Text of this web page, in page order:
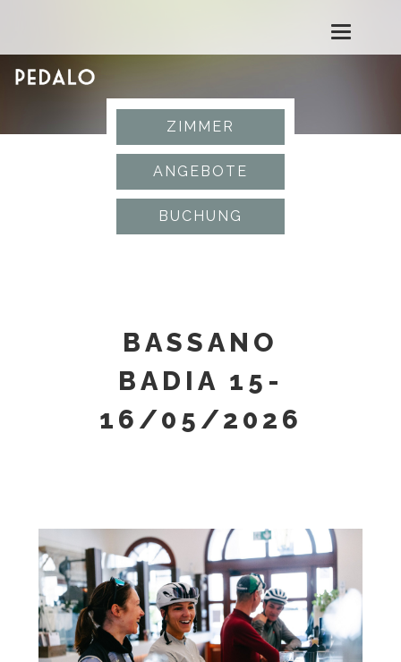
T
i
n
ZIMMER
ANGEBOTE
BUCHUNG
BASSANO
BADIA 15-
16/05/2026